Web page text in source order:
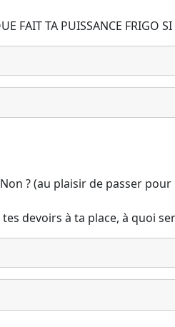
TA PUISSANCE FRIGO SI
? (au plaisir de passer pour
devoirs à ta place, à quoi